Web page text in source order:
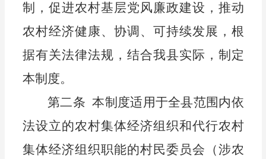
制，促进农村基层党风廉政建设，推动
农村经济健康、协调、可持续发展， 根
据有关法律法规 ，结合我县实际，制定
本制度。
第二条 本制度适用于全县范围内依
法设立的农村集体经济组织和代行农村
集体经济组织职能的村民委员会（涉农